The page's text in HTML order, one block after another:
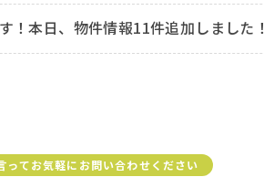
！本日、物件情報11件追加しました！
ってお気軽にお問い合わせください